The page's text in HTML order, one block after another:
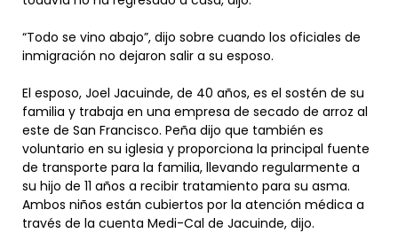
“Todo se vino abajo”, dijo sobre cuando los oficiales de
inmigración no dejaron salir a su esposo.
El esposo, Joel Jacuinde, de 40 años, es el sostén de su
familia y trabaja en una empresa de secado de arroz al
este de San Francisco. Peña dijo que también es
voluntario en su iglesia y proporciona la principal fuente
de transporte para la familia, llevando regularmente a
su hijo de 11 años a recibir tratamiento para su asma.
Ambos niños están cubiertos por la atención médica a
través de la cuenta Medi-Cal de Jacuinde, dijo.